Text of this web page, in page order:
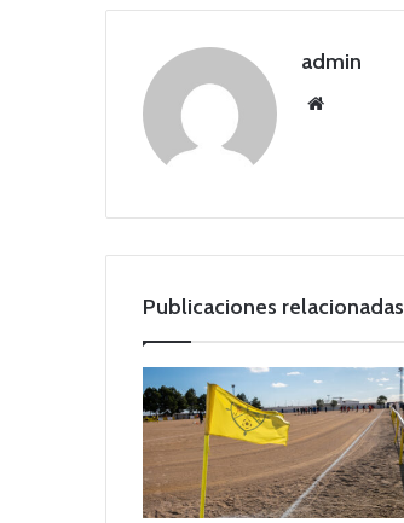
admin
Publicaciones relacionadas